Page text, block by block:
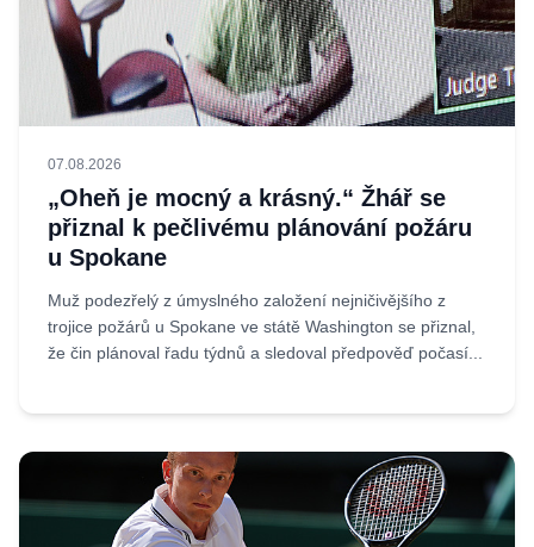
07.08.2026
„Oheň je mocný a krásný.“ Žhář se
přiznal k pečlivému plánování požáru
u Spokane
Muž podezřelý z úmyslného založení nejničivějšího z
trojice požárů u Spokane ve státě Washington se přiznal,
že čin plánoval řadu týdnů a sledoval předpověď počasí...